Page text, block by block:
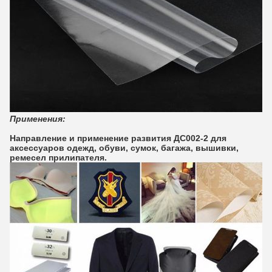
Применения:
Направление и применение развития ДС002-2 для
аксессуаров одежд, обуви, сумок, багажа, вышивки,
ремесел прилипателя.